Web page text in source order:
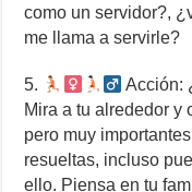
como un servidor?,
me llama a servirle?
5.
Acción:
Mira a tu alrededor y
pero muy
resueltas, incluso
ello. Piensa en tu